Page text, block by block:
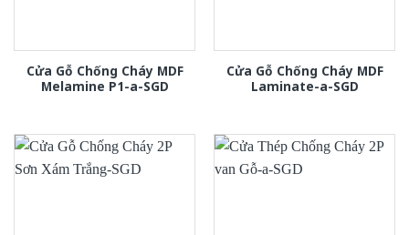
Cửa Gỗ Chống Cháy MDF
Melamine P1-a-SGD
Cửa Gỗ Chống Cháy MDF
Laminate-a-SGD